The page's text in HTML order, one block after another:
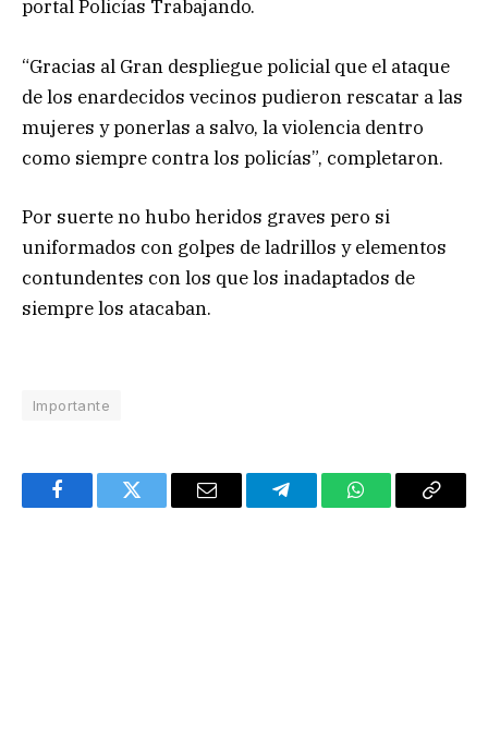
portal Policías Trabajando.
“Gracias al Gran despliegue policial que el ataque
de los enardecidos vecinos pudieron rescatar a las
mujeres y ponerlas a salvo, la violencia dentro
como siempre contra los policías”, completaron.
Por suerte no hubo heridos graves pero si
uniformados con golpes de ladrillos y elementos
contundentes con los que los inadaptados de
siempre los atacaban.
Importante
FacebookTwitter Email TelegramWhatsAppCopy